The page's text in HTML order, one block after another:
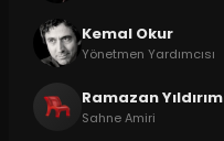
Kemal Okur
Yönetmen Yardımcısı
Ramazan Yıldırım
Sahne Amiri